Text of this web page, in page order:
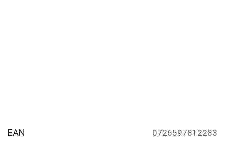
EAN 0726597812283